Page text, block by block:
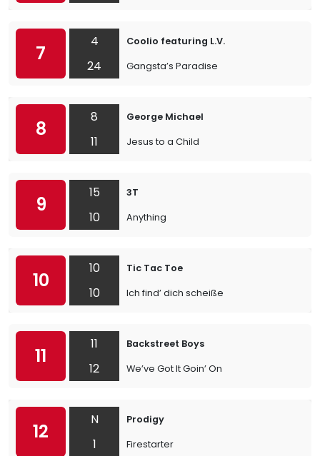
7
4
24
Coolio featuring L.V.
Gangsta’s Paradise
8
8
11
George Michael
Jesus to a Child
9
15
10
3T
Anything
10
10
10
Tic Tac Toe
Ich find’ dich scheiße
11
11
12
Backstreet Boys
We’ve Got It Goin’ On
12
N
1
Prodigy
Firestarter